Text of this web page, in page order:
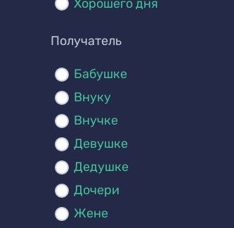
Хорошего дня
Получатель
Бабушке
Внуку
Внучке
Девушке
Дедушке
Дочери
Жене